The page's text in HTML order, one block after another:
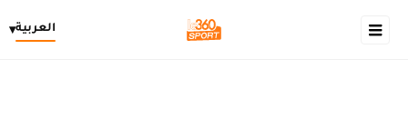
العربية▾